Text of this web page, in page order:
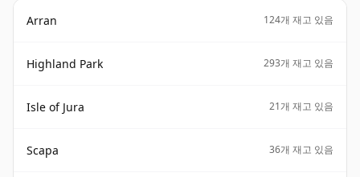
Arran 124개 재고 있음
Highland Park 293개 재고 있음
Isle of Jura 21개 재고 있음
Scapa 36개 재고 있음